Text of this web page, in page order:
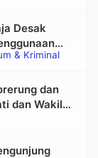
& Kriminal
Desak
Adat
dan
dan Wakil